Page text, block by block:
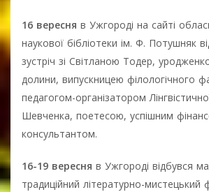
16 вересня в Ужгороді на сайті
наукової бібліотеки ім. Ф. Потушняк
зустріч зі Світланою Тодер,
долини, випускницею філологічного
педагогом-організатором
Шевченка, поетесою, успішним
консультантом.
16-19 вересня в Ужгороді відбувся
традиційний літературно-мистецький